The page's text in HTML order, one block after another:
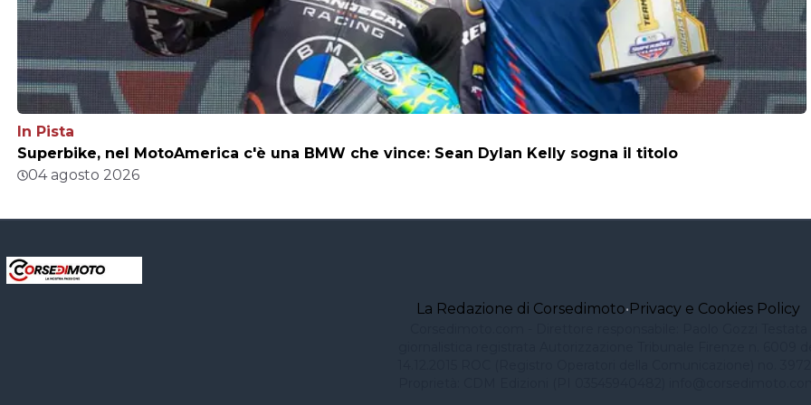
In Pista
Superbike, nel MotoAmerica c'è una BMW che vince: Sean Dylan Kelly sogna il titolo
04 agosto 2026
La Redazione di Corsedimoto•Privacy e Cookies Policy